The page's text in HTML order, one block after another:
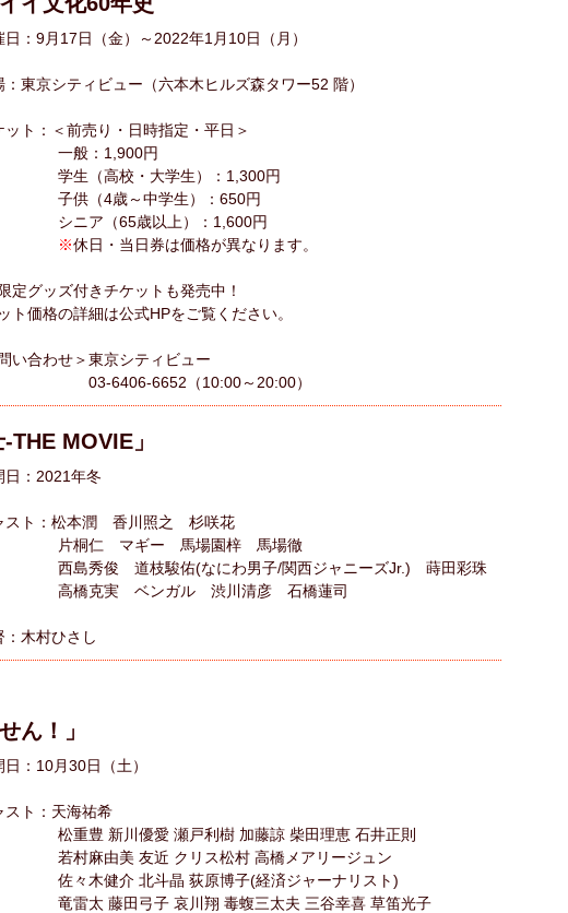
日：9月17日（金）～2022年1月10日（月）
：東京シティビュー（六本木ヒルズ森タワー52 階）
ット：＜前売り・日時指定・平日＞
：1,900円
（高校・大学生）：1,300円
（4歳～中学生）：650円
ア（65歳以上）：1,600円
※休日・当日券は価格が異なります。
定グッズ付きチケットも発売中！
ト価格の詳細は公式HPをご覧ください。
い合わせ＞東京シティビュー
6406-6652（10:00～20:00）
MOVIE」
日：2021年冬
スト：松本潤 香川照之 杉咲花
仁 マギー 馬場園梓 馬場徹
秀俊 道枝駿佑(なにわ男子/関西ジャニーズJr.) 蒔田彩珠
克実 ベンガル 渋川清彦 石橋蓮司
：木村ひさし
ん！」
日：10月30日（土）
スト：天海祐希
豊 新川優愛 瀬戸利樹 加藤諒 柴田理恵 石井正則
麻由美 友近 クリス松村 高橋メアリージュン
木健介 北斗晶 荻原博子(経済ジャーナリスト)
太 藤田弓子 哀川翔 毒蝮三太夫 三谷幸喜 草笛光子